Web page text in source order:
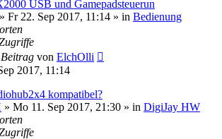
USB und Gamepadsteuerun
» Fr 22. Sep 2017, 11:14 » in Bedienung
von ElchOlli
2017, 11:14
kompatibel?
» Mo 11. Sep 2017, 21:30 » in DigiJay HW